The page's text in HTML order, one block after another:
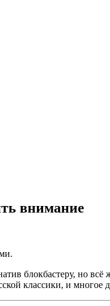
внимание
блокбастеру, но
классики, и многое